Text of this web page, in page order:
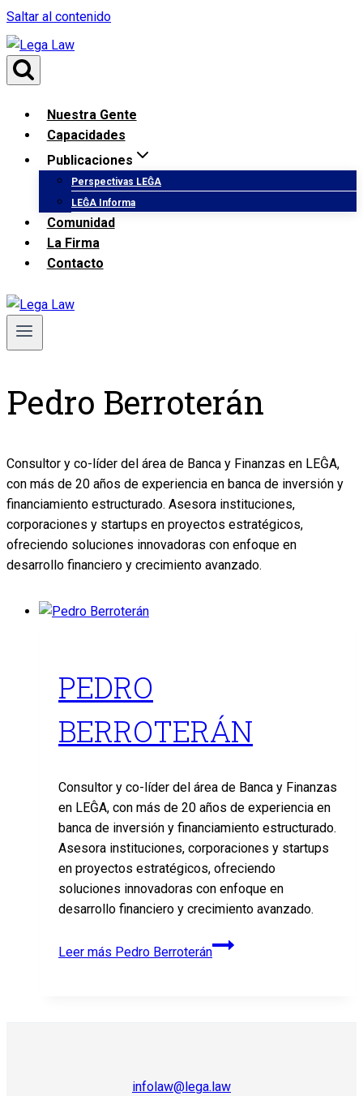
Saltar al contenido
Nuestra Gente
Capacidades
Publicaciones
Perspectivas LEĜA
LEĜA Informa
Comunidad
La Firma
Contacto
Pedro Berroterán
Consultor y co-líder del área de Banca y Finanzas en LEĜA,
con más de 20 años de experiencia en banca de inversión y
financiamiento estructurado. Asesora instituciones,
corporaciones y startups en proyectos estratégicos,
ofreciendo soluciones innovadoras con enfoque en
desarrollo financiero y crecimiento avanzado.
PEDRO
BERROTERÁN
Consultor y co-líder del área de Banca y Finanzas
en LEĜA, con más de 20 años de experiencia en
banca de inversión y financiamiento estructurado.
Asesora instituciones, corporaciones y startups
en proyectos estratégicos, ofreciendo
soluciones innovadoras con enfoque en
desarrollo financiero y crecimiento avanzado.
Leer más Pedro Berroterán
infolaw@lega.law